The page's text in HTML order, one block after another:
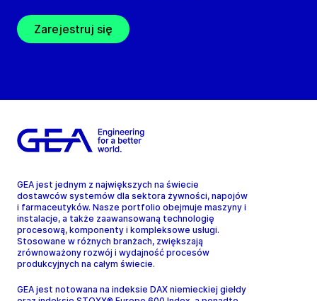
Zarejestruj się
GEA jest jednym z największych na świecie
dostawców systemów dla sektora żywności, napojów
i farmaceutyków. Nasze portfolio obejmuje maszyny i
instalacje, a także zaawansowaną technologię
procesową, komponenty i kompleksowe usługi.
Stosowane w różnych branżach, zwiększają
zrównoważony rozwój i wydajność procesów
produkcyjnych na całym świecie.
GEA jest notowana na indeksie DAX niemieckiej giełdy